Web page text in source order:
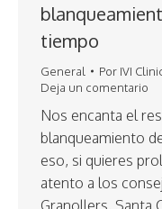
tiempo
General Por IVI
Deja un comentario
Nos encanta el
blanqueamiento
eso, si quieres
atento a los
Granollers, Santa